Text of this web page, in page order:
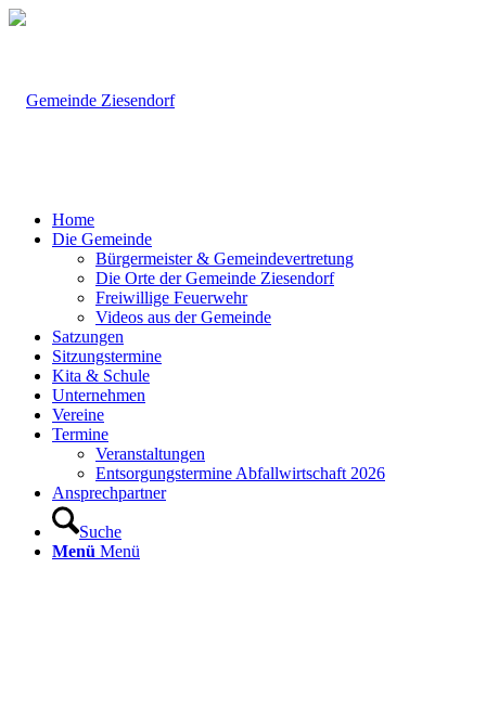
Home
Die Gemeinde
Bürgermeister & Gemeindevertretung
Die Orte der Gemeinde Ziesendorf
Freiwillige Feuerwehr
Videos aus der Gemeinde
Satzungen
Sitzungstermine
Kita & Schule
Unternehmen
Vereine
Termine
Veranstaltungen
Entsorgungstermine Abfallwirtschaft 2026
Ansprechpartner
Suche
Menü Menü